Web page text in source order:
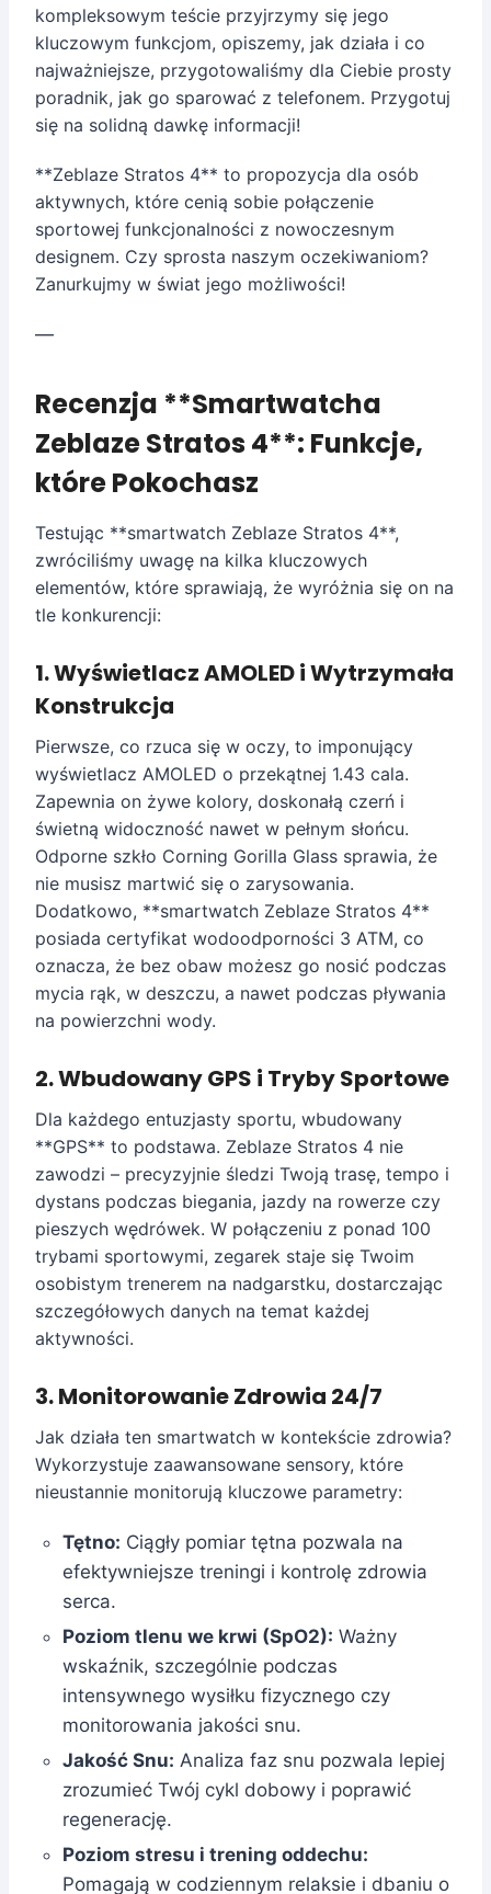
kompleksowym teście przyjrzymy się jego
kluczowym funkcjom, opiszemy, jak działa i co
najważniejsze, przygotowaliśmy dla Ciebie prosty
poradnik, jak go sparować z telefonem. Przygotuj
się na solidną dawkę informacji!
**Zeblaze Stratos 4** to propozycja dla osób
aktywnych, które cenią sobie połączenie
sportowej funkcjonalności z nowoczesnym
designem. Czy sprosta naszym oczekiwaniom?
Zanurkujmy w świat jego możliwości!
—
Recenzja **Smartwatcha
Zeblaze Stratos 4**: Funkcje,
które Pokochasz
Testując **smartwatch Zeblaze Stratos 4**,
zwróciliśmy uwagę na kilka kluczowych
elementów, które sprawiają, że wyróżnia się on na
tle konkurencji:
1. Wyświetlacz AMOLED i Wytrzymała
Konstrukcja
Pierwsze, co rzuca się w oczy, to imponujący
wyświetlacz AMOLED o przekątnej 1.43 cala.
Zapewnia on żywe kolory, doskonałą czerń i
świetną widoczność nawet w pełnym słońcu.
Odporne szkło Corning Gorilla Glass sprawia, że
nie musisz martwić się o zarysowania.
Dodatkowo, **smartwatch Zeblaze Stratos 4**
posiada certyfikat wodoodporności 3 ATM, co
oznacza, że bez obaw możesz go nosić podczas
mycia rąk, w deszczu, a nawet podczas pływania
na powierzchni wody.
2. Wbudowany GPS i Tryby Sportowe
Dla każdego entuzjasty sportu, wbudowany
**GPS** to podstawa. Zeblaze Stratos 4 nie
zawodzi – precyzyjnie śledzi Twoją trasę, tempo i
dystans podczas biegania, jazdy na rowerze czy
pieszych wędrówek. W połączeniu z ponad 100
trybami sportowymi, zegarek staje się Twoim
osobistym trenerem na nadgarstku, dostarczając
szczegółowych danych na temat każdej
aktywności.
3. Monitorowanie Zdrowia 24/7
Jak działa ten smartwatch w kontekście zdrowia?
Wykorzystuje zaawansowane sensory, które
nieustannie monitorują kluczowe parametry:
Tętno: Ciągły pomiar tętna pozwala na
efektywniejsze treningi i kontrolę zdrowia
serca.
Poziom tlenu we krwi (SpO2): Ważny
wskaźnik, szczególnie podczas
intensywnego wysiłku fizycznego czy
monitorowania jakości snu.
Jakość Snu: Analiza faz snu pozwala lepiej
zrozumieć Twój cykl dobowy i poprawić
regenerację.
Poziom stresu i trening oddechu:
Pomagają w codziennym relaksie i dbaniu o